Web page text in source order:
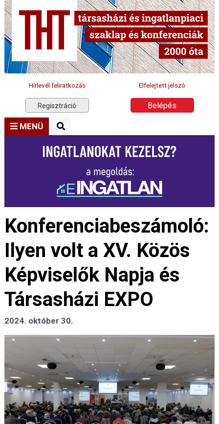
Hírlevél feliratkozás Elfelejtett jelszó
Regisztráció Belépés
MENÜ
Konferenciabeszámoló:
Ilyen volt a XV. Közös
Képviselők Napja és
Társasházi EXPO
2024. október 30.